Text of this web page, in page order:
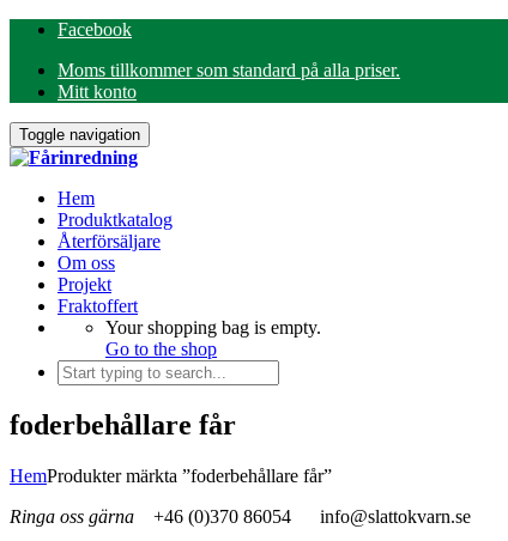
Facebook
Moms tillkommer som standard på alla priser.
Mitt konto
Toggle navigation
Hem
Produktkatalog
Återförsäljare
Om oss
Projekt
Fraktoffert
Your shopping bag is empty.
Go to the shop
foderbehållare får
HemProdukter märkta ”foderbehållare får”
Ringa oss gärna
+46 (0)370 86054
info@slattokvarn.se